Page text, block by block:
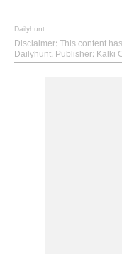
Dailyhunt
Disclaimer: This content
Dailyhunt. Publisher: Kalki